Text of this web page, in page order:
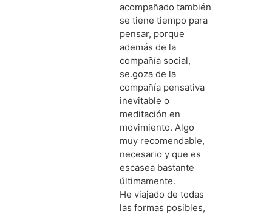
acompañado también
se tiene tiempo para
pensar, porque
además de la
compañía social,
se.goza de la
compañía pensativa
inevitable o
meditación en
movimiento. Algo
muy recomendable,
necesario y que es
escasea bastante
últimamente.
He viajado de todas
las formas posibles,